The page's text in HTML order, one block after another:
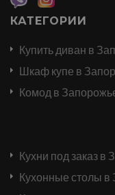
КАТЕГОРИИ
Купить диван в
Шкаф купе в
Комод в
Кухни под заказ в
Кухонные столы в